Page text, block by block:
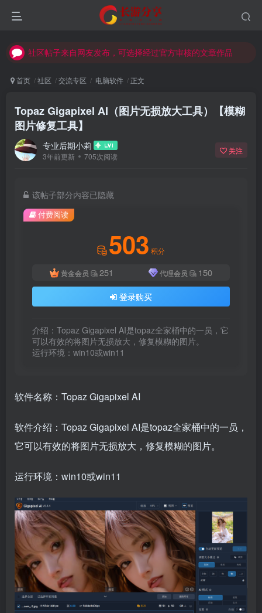
社区帖子来自网友发布，可选择经过官方审核的文章作品
社区帖子来自网友发布，可选择经过官方审核的文章作品
首页 社区 交流专区 电脑软件 正文
Topaz Gigapixel AI（图片无损放大工具）【模糊
图片修复工具】
专业后期小莉
3年前更新 705次阅读
关注
该帖子部分内容已隐藏
付费阅读
503 积分
黄金会员 251 代理会员 150
登录购买
介绍：Topaz Gigapixel AI是topaz全家桶中的一员，它
可以有效的将图片无损放大，修复模糊的图片。
运行环境：win10或win11
软件名称：Topaz Gigapixel AI
软件介绍：Topaz Gigapixel AI是topaz全家桶中的一员，
它可以有效的将图片无损放大，修复模糊的图片。
运行环境：win10或win11